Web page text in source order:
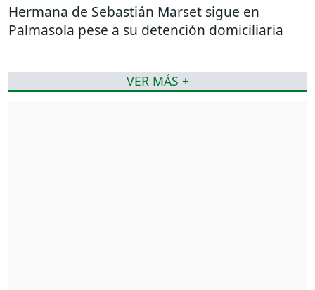
Hermana de Sebastián Marset sigue en
Palmasola pese a su detención domiciliaria
VER MÁS +